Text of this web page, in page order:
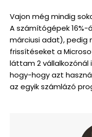
Vajon még mindig
A számítógépek 16%-
márciusi adat), pedig
frissítéseket a
láttam 2 vállalkozónál
hogy-hogy azt
az egyik számlázó